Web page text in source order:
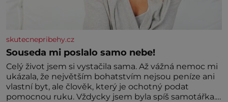
skutecnepribehy.cz
Souseda mi poslalo samo nebe!
Celý život jsem si vystačila sama. Až vážná nemoc mi
ukázala, že největším bohatstvím nejsou peníze ani
vlastní byt, ale člověk, který je ochotný podat
pomocnou ruku. Vždycky jsem byla spíš samotářka.